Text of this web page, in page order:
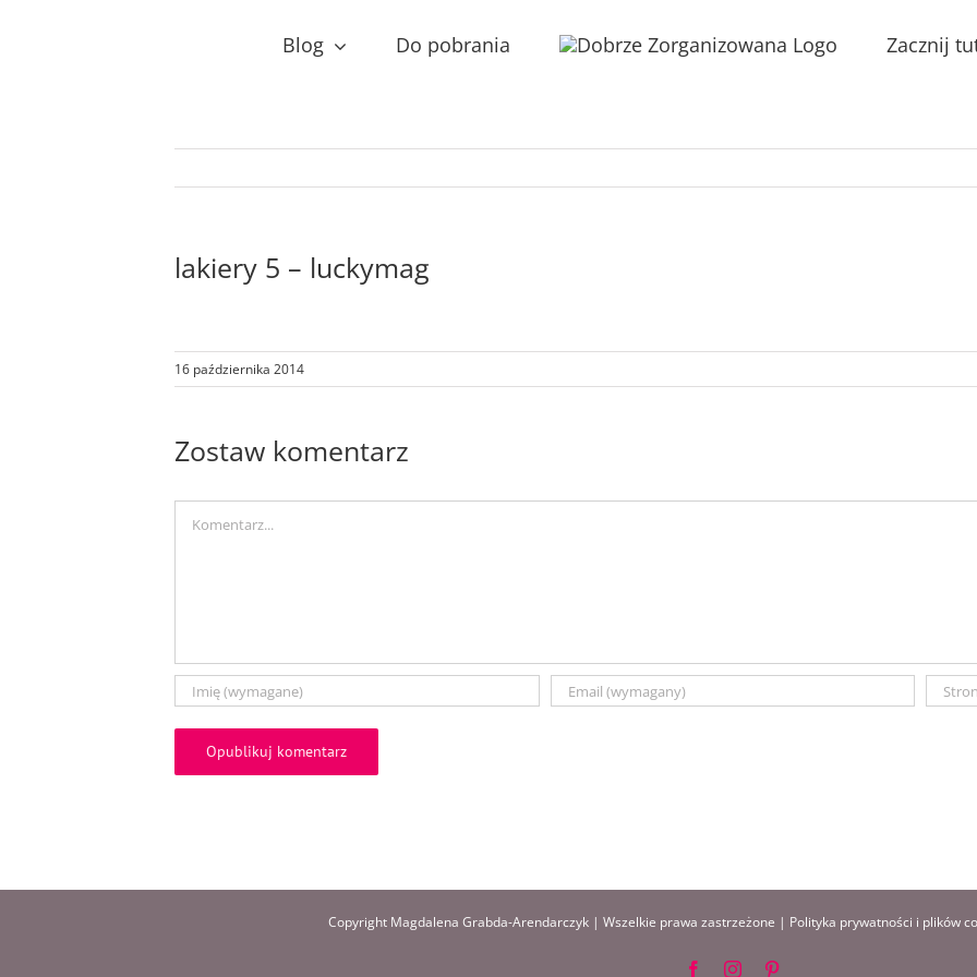
Blog Do pobrania Zacznij
lakiery 5 – luckymag
16 października 2014
Zostaw komentarz
Copyright Magdalena Grabda-Arendarczyk | Wszelkie prawa zastrzeżone | Polityka prywatności i plików
FacebookInstagram